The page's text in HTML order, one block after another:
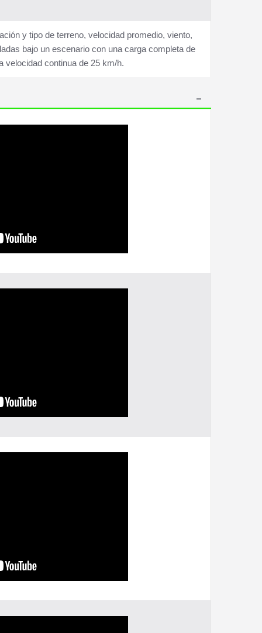
y tipo de terreno, velocidad promedio, viento,
bajo un escenario con una carga completa de
velocidad continua de 25 km/h.